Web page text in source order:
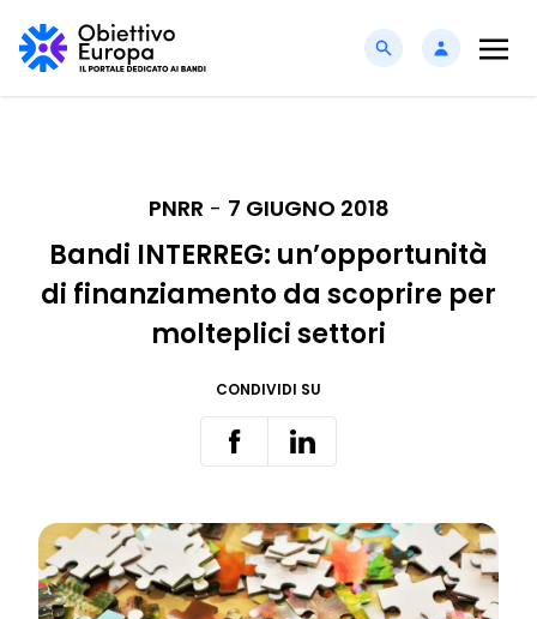
PNRR - 7 GIUGNO 2018
Bandi INTERREG: un’opportunità
di finanziamento da scoprire per
molteplici settori
CONDIVIDI SU